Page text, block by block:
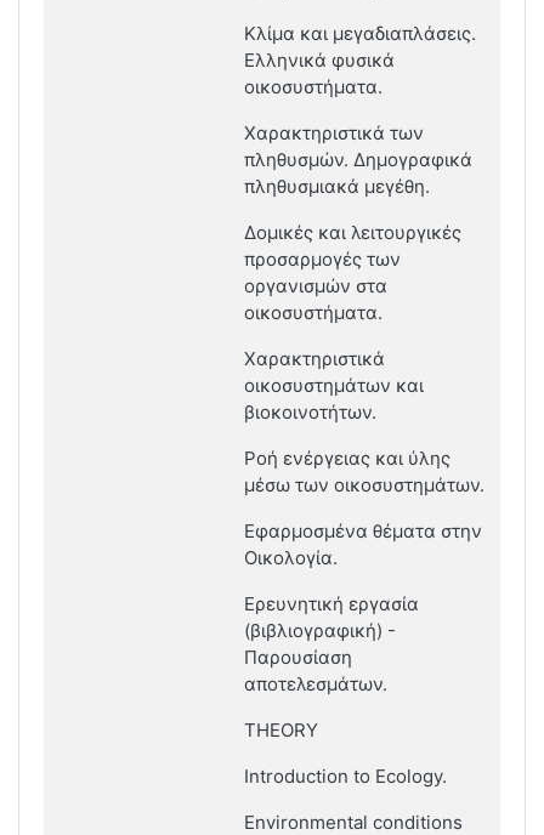
Κλίμα και μεγαδιαπλάσεις.
Ελληνικά φυσικά
οικοσυστήματα.
Χαρακτηριστικά των
πληθυσμών. Δημογραφικά
πληθυσμιακά μεγέθη.
Δομικές και λειτουργικές
προσαρμογές των
οργανισμών στα
οικοσυστήματα.
Χαρακτηριστικά
οικοσυστημάτων και
βιοκοινοτήτων.
Ροή ενέργειας και ύλης
μέσω των οικοσυστημάτων.
Εφαρμοσμένα θέματα στην
Οικολογία.
Ερευνητική εργασία
(βιβλιογραφική) -
Παρουσίαση
αποτελεσμάτων.
THEORY
Introduction to Ecology.
Environmental conditions